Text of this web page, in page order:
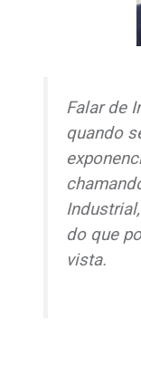
Falar de
quando
do que
vista.